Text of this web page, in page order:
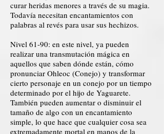
curar heridas menores a través de su magia.
Todavía necesitan encantamientos con
palabras al revés para usar sus hechizos.
Nivel 61-90: en este nivel, ya pueden
realizar una transmutación mágica en
aquellos que saben dónde están, cómo
pronunciar Ohleoc (Conejo) y transformar
cierto personaje en un conejo por un tiempo
determinado por el hijo de Yaguarete.
También pueden aumentar o disminuir el
tamaño de algo con un encantamiento
simple, lo que hace que cualquier cosa sea
extremadamente mortal en manos de la